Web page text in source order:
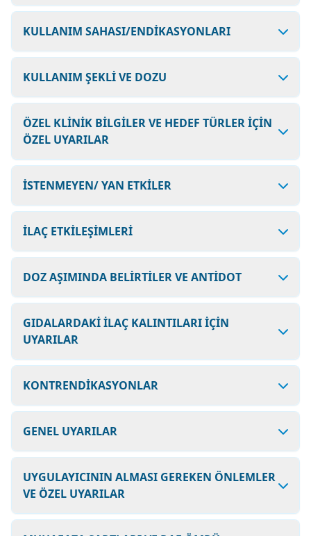
KULLANIM SAHASI/ENDİKASYONLARI
KULLANIM ŞEKLİ VE DOZU
ÖZEL KLİNİK BİLGİLER VE HEDEF TÜRLER İÇİN
ÖZEL UYARILAR
İSTENMEYEN/ YAN ETKİLER
İLAÇ ETKİLEŞİMLERİ
DOZ AŞIMINDA BELİRTİLER VE ANTİDOT
GIDALARDAKİ İLAÇ KALINTILARI İÇİN
UYARILAR
KONTRENDİKASYONLAR
GENEL UYARILAR
UYGULAYICININ ALMASI GEREKEN ÖNLEMLER
VE ÖZEL UYARILAR